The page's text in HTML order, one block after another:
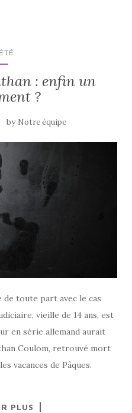
: enfin un
?
by Notre équipe
de toute part avec le cas
vieille de 14 ans, est
en série allemand aurait
Coulom, retrouvé mort
vacances de Pâques.
PLUS